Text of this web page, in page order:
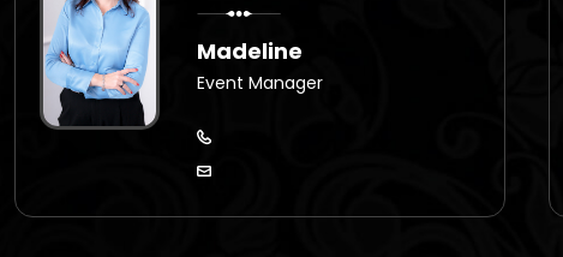
Madeline
Event Manager